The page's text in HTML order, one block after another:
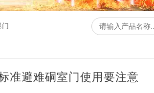
准避难硐室门使用要注意